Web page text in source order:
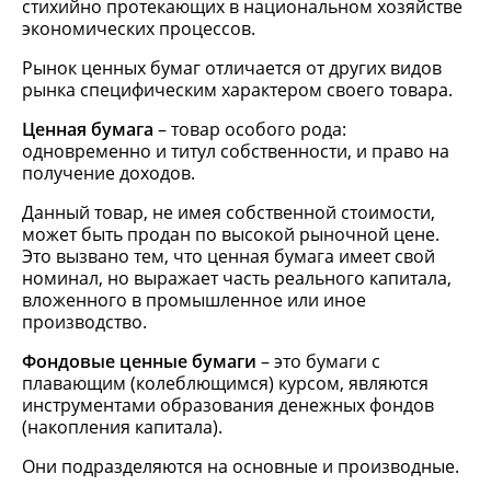
стихийно протекающих в национальном хозяйстве
экономических процессов.
Рынок ценных бумаг отличается от других видов
рынка специфическим характером своего товара.
Ценная бумага – товар особого рода:
одновременно и титул собственности, и право на
получение доходов.
Данный товар, не имея собственной стоимости,
может быть продан по высокой рыночной цене.
Это вызвано тем, что ценная бумага имеет свой
номинал, но выражает часть реального капитала,
вложенного в промышленное или иное
производство.
Фондовые ценные бумаги – это бумаги с
плавающим (колеблющимся) курсом, являются
инструментами образования денежных фондов
(накопления капитала).
Они подразделяются на основные и производные.